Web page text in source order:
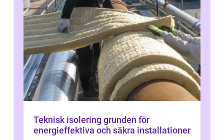
Teknisk isolering grunden för
energieffektiva och säkra installationer